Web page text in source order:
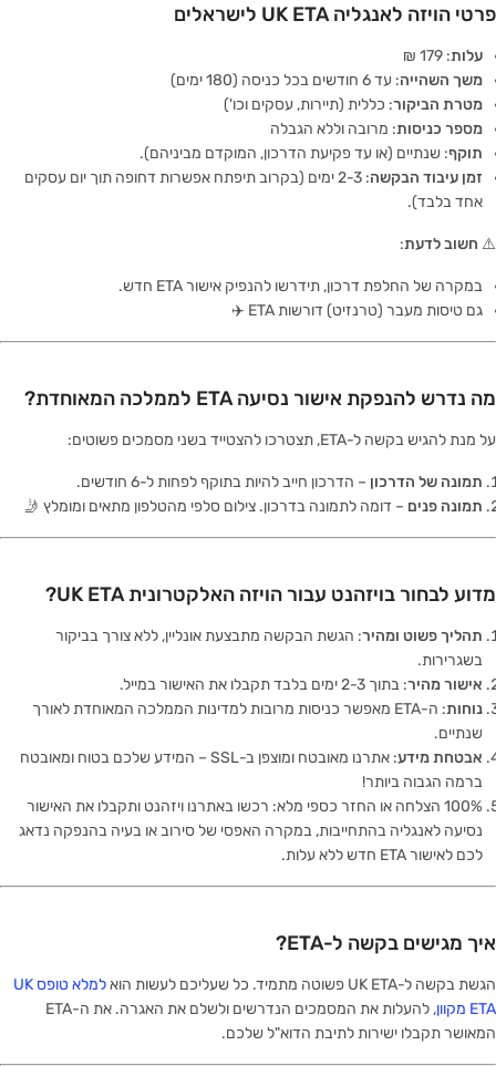
פרטי הויזה לאנגליה UK ETA לישראלים
עלות: 179 ₪
משך השהייה: עד 6 חודשים בכל כניסה (180 ימים)
מטרת הביקור: כללית (תיירות, עסקים וכו')
מספר כניסות: מרובה וללא הגבלה
תוקף: שנתיים (או עד פקיעת הדרכון, המוקדם מביניהם).
זמן עיבוד הבקשה
: 2-3 ימים (בקרוב תיפתח אפשרות דחופה תוך יום עסקים
אחד בלבד).
⚠️ חשוב לדעת:
במקרה של החלפת דרכון, תידרשו להנפיק אישור ETA חדש.
גם טיסות מעבר (טרנזיט) דורשות ETA ✈️
מה נדרש להנפקת אישור נסיעה ETA לממלכה המאוחדת?
על מנת להגיש בקשה ל-ETA, תצטרכו להצטייד בשני מסמכים פשוטים:
תמונה של הדרכון – הדרכון חייב להיות בתוקף לפחות ל-6 חודשים.
תמונה פנים – דומה לתמונה בדרכון. צילום סלפי מהטלפון מתאים ומומלץ 🤳
מדוע לבחור בויזהנט עבור הויזה האלקטרונית UK ETA?
תהליך פשוט ומהיר: הגשת הבקשה מתבצעת אונליין, ללא צורך בביקור
בשגרירות.
אישור מהיר: בתוך 2-3 ימים בלבד תקבלו את האישור במייל.
נוחות
: ה-ETA מאפשר כניסות מרובות למדינות הממלכה המאוחדת לאורך
שנתיים.
אבטחת מידע
: אתרנו מאובטח ומוצפן ב-SSL – המידע שלכם בטוח ומאובטח
ברמה הגבוה ביותר!
100% הצלחה או החזר כספי מלא: רכשו באתרנו ויזהנט ותקבלו את האישור
נסיעה לאנגליה בהתחייבות, במקרה האפסי של סירוב או בעיה בהנפקה נדאג
לכם לאישור ETA חדש ללא עלות.
איך מגישים בקשה ל-ETA?
הגשת בקשה ל-UK ETA פשוטה מתמיד. כל שעליכם לעשות הוא
למלא טופס UK
ETA מקוון
, להעלות את המסמכים הנדרשים ולשלם את האגרה. את ה-ETA
המאושר תקבלו ישירות לתיבת הדוא"ל שלכם.